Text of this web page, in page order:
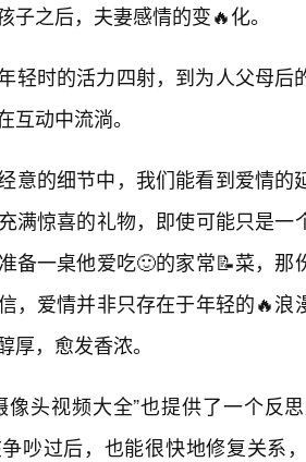
子之后，夫妻感情的变🔥化。
轻时的活力四射，到为人父母后
互动中流淌。
意的细节中，我们能看到爱情
满惊喜的礼物，即使可能只是一
备一桌他爱吃🙂的家常📝菜，那
，爱情并非只存在于年轻的🔥浪
厚，愈发香浓。
像头视频大全”也提供了一个反
吵过后，也能很快地修复关系